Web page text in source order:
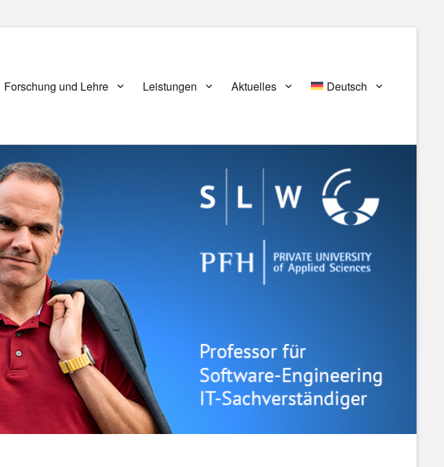
Primary
Forschung und Lehre Leistungen Aktuelles Deutsch